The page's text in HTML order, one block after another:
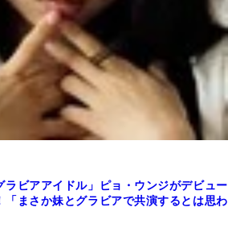
ラビアアイドル」ピョ・ウンジがデビュー
「まさか妹とグラビアで共演するとは思わ